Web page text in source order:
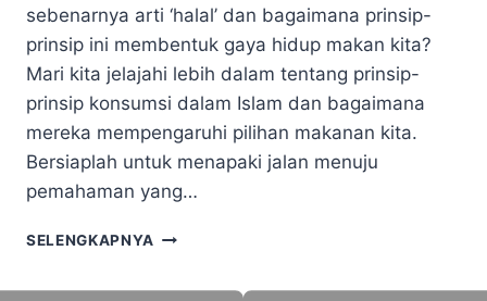
sebenarnya arti ‘halal’ dan bagaimana prinsip-
prinsip ini membentuk gaya hidup makan kita?
Mari kita jelajahi lebih dalam tentang prinsip-
prinsip konsumsi dalam Islam dan bagaimana
mereka mempengaruhi pilihan makanan kita.
Bersiaplah untuk menapaki jalan menuju
pemahaman yang…
SELENGKAPNYA